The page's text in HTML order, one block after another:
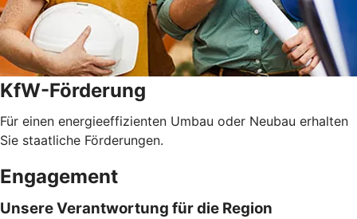
KfW-Förderung
Für einen energieeffizienten Umbau oder Neubau erhalten
Sie staatliche Förderungen.
Engagement
Unsere Verantwortung für die Region